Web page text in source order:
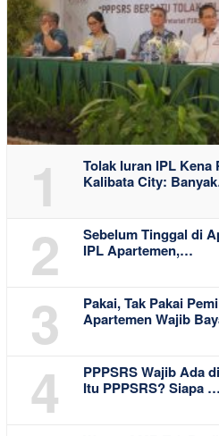
1
Tolak Iuran IPL Kena
Kalibata City:
2
Sebelum Tinggal di
IPL Apartemen,…
3
Pakai, Tak Pakai
Apartemen Wajib
4
PPPSRS Wajib Ada
Itu PPPSRS? Siapa …